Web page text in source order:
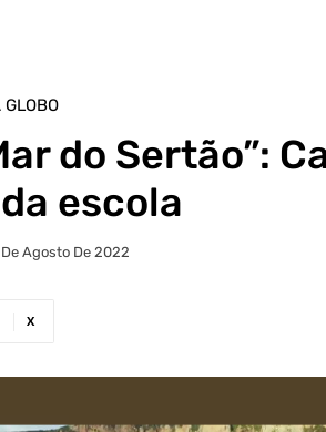
GLOBO
do Sertão”:
escola
Agosto De 2022
X